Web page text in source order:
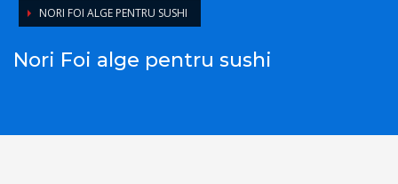
NORI FOI ALGE PENTRU SUSHI
Nori Foi alge pentru sushi